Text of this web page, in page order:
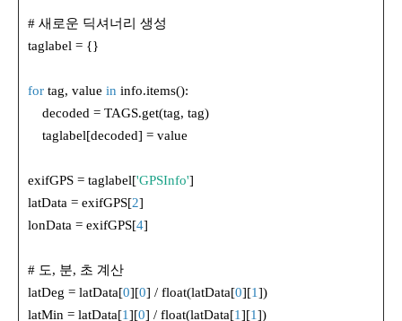
# 새로운 딕셔너리 생성
taglabel = {}
for tag, value in info.items():
decoded = TAGS.get(tag, tag)
taglabel[decoded] = value
exifGPS = taglabel['GPSInfo']
latData = exifGPS[2]
lonData = exifGPS[4]
# 도, 분, 초 계산
latDeg = latData[0][0] / float(latData[0][1])
latMin = latData[1][0] / float(latData[1][1])